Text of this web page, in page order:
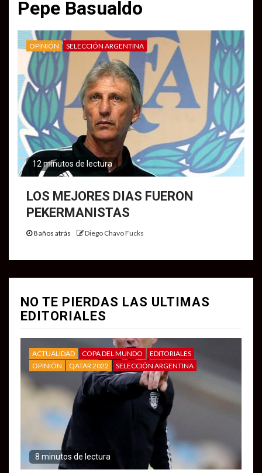
Pepe Basualdo
OPINIÓN SELECCIÓN ARGENTINA
12 minutos de lectura
LOS MEJORES DIAS FUERON
PEKERMANISTAS
8 años atrás Diego Chavo Fucks
NO TE PIERDAS LAS ULTIMAS
EDITORIALES
ACTUALIDAD COPA DEL MUNDO
EDITORIALES
OPINIÓN
QATAR 2022 SELECCIÓN ARGENTINA
8 minutos de lectura